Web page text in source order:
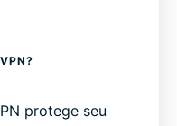
protege seu